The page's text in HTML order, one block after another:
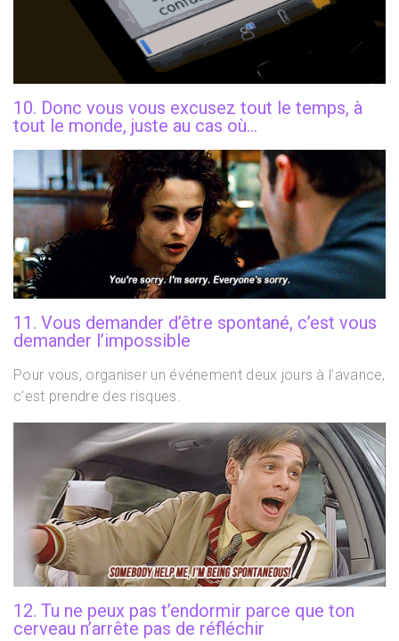
10. Donc vous vous excusez tout le temps, à
tout le monde, juste au cas où…
11. Vous demander d’être spontané, c’est vous
demander l’impossible
Pour vous, organiser un événement deux jours à l’avance,
c’est prendre des risques.
12. Tu ne peux pas t’endormir parce que ton
cerveau n’arrête pas de réfléchir